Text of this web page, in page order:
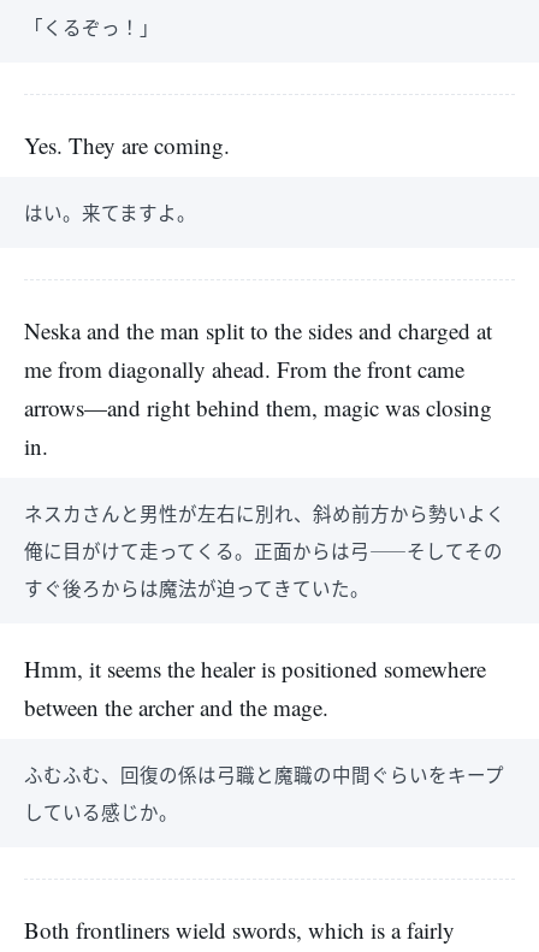
「くるぞっ！」
Yes. They are coming.
はい。来てますよ。
Neska and the man split to the sides and charged at
me from diagonally ahead. From the front came
arrows—and right behind them, magic was closing
in.
ネスカさんと男性が左右に別れ、斜め前方から勢いよく
俺に目がけて走ってくる。正面からは弓――そしてその
すぐ後ろからは魔法が迫ってきていた。
Hmm, it seems the healer is positioned somewhere
between the archer and the mage.
ふむふむ、回復の係は弓職と魔職の中間ぐらいをキープ
している感じか。
Both frontliners wield swords, which is a fairly